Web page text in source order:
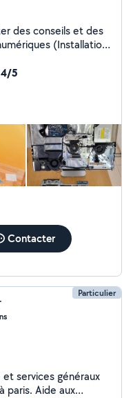
des conseils et des
(Installation,
ASSIST24,
téléassistance (à
de réseau
5
Contacter
Particulier
services généraux
paris. Aide aux